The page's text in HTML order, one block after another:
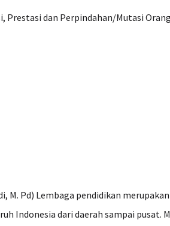
dan Perpindahan/Mutasi
M. Pd) Lembaga pendidikan
Indonesia dari daerah sampai pusat.